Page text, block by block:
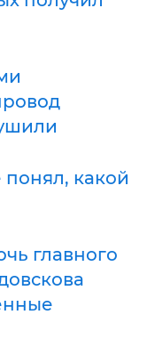
какой
главного